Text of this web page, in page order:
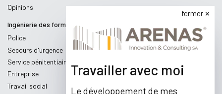
Opinions
Ingénierie des formations
Police
Secours d'urgence
Service pénitentiaire
Entreprise
Travail social
fermer
Travailler avec moi
Le développement de mes